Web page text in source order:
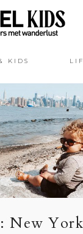
KIDS
New York